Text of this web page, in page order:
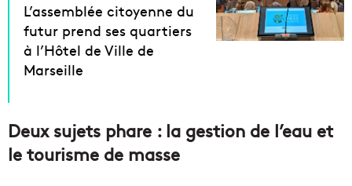
L’assemblée citoyenne du
futur prend ses quartiers
à l’Hôtel de Ville de
Marseille
Deux sujets phare : la gestion de l’eau et
le tourisme de masse